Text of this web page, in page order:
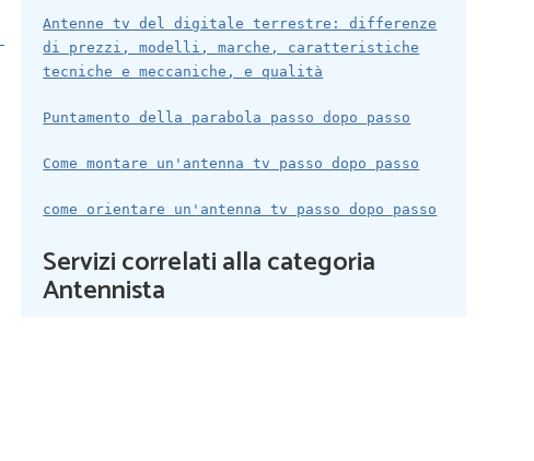
Antenne tv del digitale terrestre: differenze
di prezzi, modelli, marche, caratteristiche
tecniche e meccaniche, e qualità
Puntamento della parabola passo dopo passo
Come montare un'antenna tv passo dopo passo
come orientare un'antenna tv passo dopo passo
Servizi correlati alla categoria
Antennista